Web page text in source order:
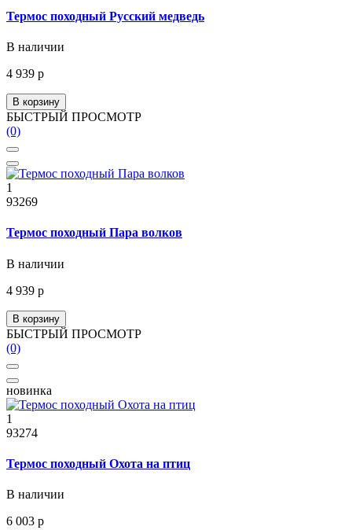
Термос походный Русский медведь
В наличии
4 939 р
В корзину
БЫСТРЫЙ ПРОСМОТР
(0)
1
93269
Термос походный Пара волков
В наличии
4 939 р
В корзину
БЫСТРЫЙ ПРОСМОТР
(0)
новинка
1
93274
Термос походный Охота на птиц
В наличии
6 003 р